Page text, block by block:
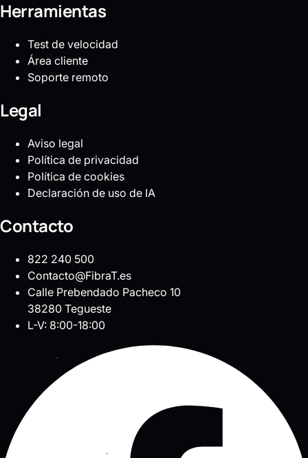
Herramientas
Test de velocidad
Área cliente
Soporte remoto
Legal
Aviso legal
Política de privacidad
Política de cookies
Declaración de uso de IA
Contacto
822 240 500
Contacto@FibraT.es
Calle Prebendado Pacheco 10
38280 Tegueste
L-V: 8:00-18:00